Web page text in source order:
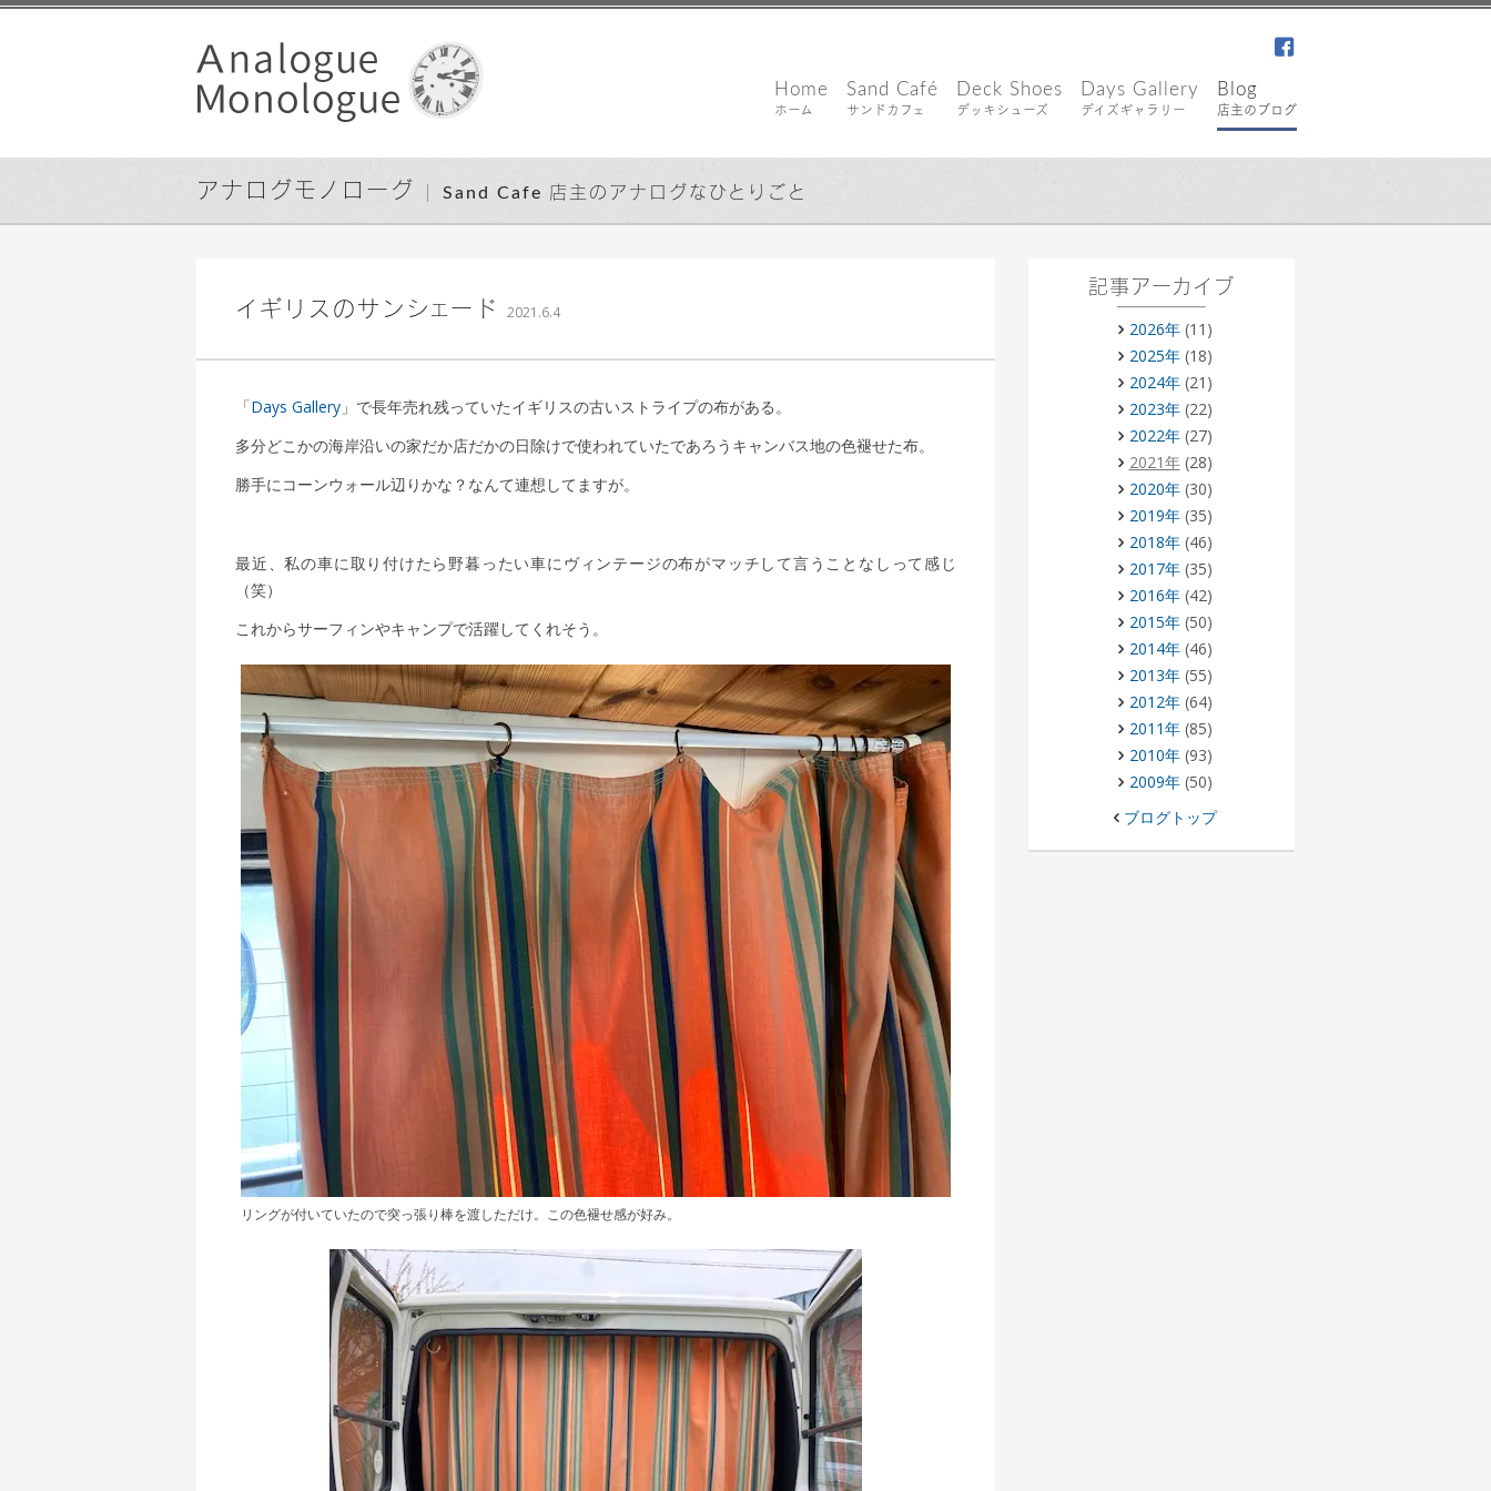
Home
ホーム
Sand Café
サンドカフェ
Deck Shoes
デッキシューズ
Days Gallery
デイズギャラリー
Blog
店主のブログ
アナログモノローグ Sand Cafe 店主のアナログなひとりごと
イギリスのサンシェード 2021.6.4
「Days Gallery 」で長年売れ残っていたイギリスの古いストライプの布がある。
多分どこかの海岸沿いの家だか店だかの日除けで使われていたであろうキャンバス地の色褪せた布。
勝手にコーンウォール辺りかな？なんて連想してますが。
最近、私の車に取り付けたら野暮ったい車にヴィンテージの布がマッチして言うことなしって感じ
（笑）
これからサーフィンやキャンプで活躍してくれそう。
リングが付いていたので突っ張り棒を渡しただけ。この色褪せ感が好み。
記事アーカイブ
2026年(11)
2025年(18)
2024年(21)
2023年(22)
2022年(27)
2021年(28)
2020年(30)
2019年(35)
2018年(46)
2017年(35)
2016年(42)
2015年(50)
2014年(46)
2013年(55)
2012年(64)
2011年(85)
2010年(93)
2009年(50)
ブログトップ